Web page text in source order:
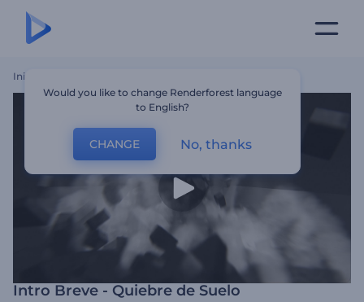
Inicio
Intro Breve - Quiebre de Suelo
Would you like to change Renderforest language
to English?
CHANGE No, thanks